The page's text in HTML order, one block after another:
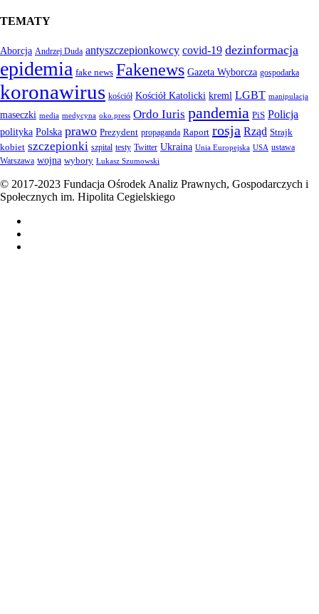
TEMATY
Aborcja Andrzej Duda antyszczepionkowcy covid-19 dezinformacja
epidemia fake news Fakenews Gazeta Wyborcza gospodarka
koronawirus kościół Kościół Katolicki kreml LGBT manipulacja
maseczki media medycyna oko.press Ordo Iuris pandemia PiS Policja
polityka Polska prawo Prezydent propaganda Raport rosja Rząd Strajk
kobiet szczepionki szpital testy Twitter Ukraina Unia Europejska USA ustawa
Warszawa wojna wybory Łukasz Szumowski
© 2017-2023 Fundacja Ośrodek Analiz Prawnych, Gospodarczych i
Społecznych im. Hipolita Cegielskiego